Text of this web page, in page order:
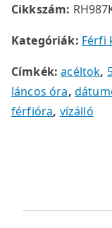
Cikkszám:
Kategóriák: Férfi
Címkék:acéltok,
láncos óra,
férfióra, vízálló